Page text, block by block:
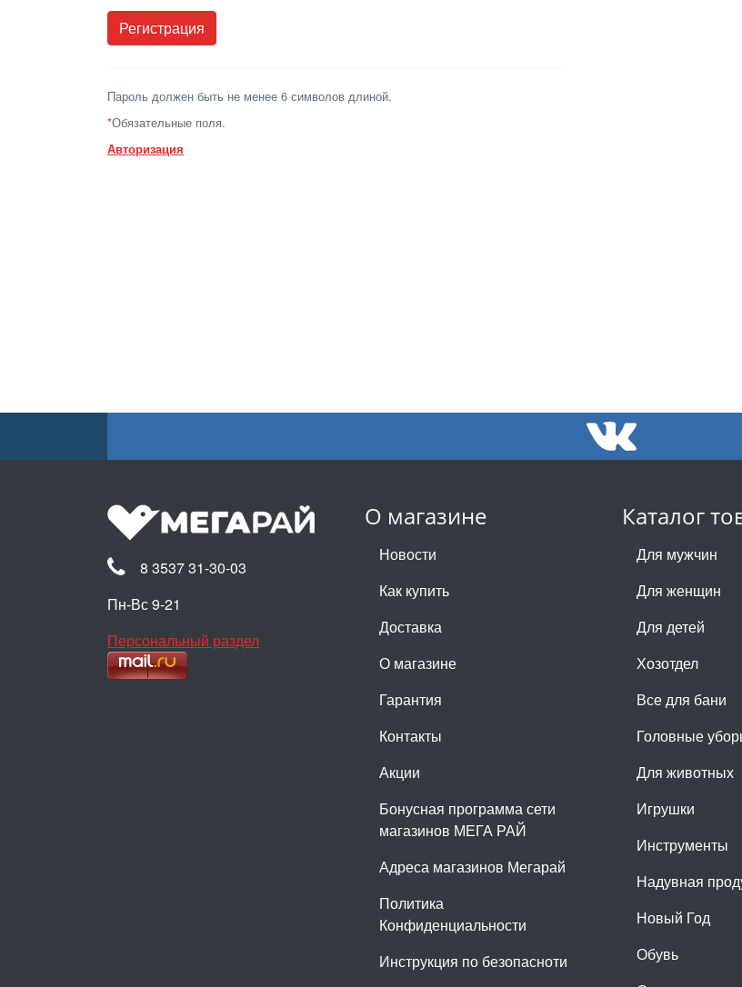
Пароль должен быть не менее 6 символов длиной.
*Обязательные поля.
Авторизация
О магазине
Новости
Как купить
Доставка
О магазине
Гарантия
Контакты
Акции
Бонусная программа сети
магазинов МЕГА РАЙ
Адреса магазинов Мегарай
Политика
Конфиденциальности
Инструкция по безопасноти
Каталог
Для мужчин
Для женщин
Для детей
Хозотдел
Все для бани
Головные
Для животных
Игрушки
Инструменты
Надувная
Новый Год
Обувь
8 3537 31-30-03
Пн-Вс 9-21
Персональный раздел